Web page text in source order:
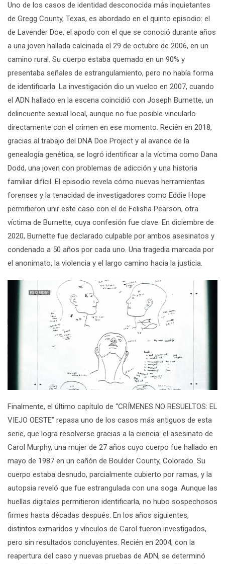
Uno de los casos de identidad desconocida más inquietantes
de Gregg County, Texas, es abordado en el quinto episodio: el
de Lavender Doe, el apodo con el que se conoció durante años
a una joven hallada calcinada el 29 de octubre de 2006, en un
camino rural. Su cuerpo estaba quemado en un 90% y
presentaba señales de estrangulamiento, pero no había forma
de identificarla. La investigación dio un vuelco en 2007, cuando
el ADN hallado en la escena coincidió con Joseph Burnette, un
delincuente sexual local, aunque no fue posible vincularlo
directamente con el crimen en ese momento. Recién en 2018,
gracias al trabajo del DNA Doe Project y al avance de la
genealogía genética, se logró identificar a la víctima como Dana
Dodd, una joven con problemas de adicción y una historia
familiar difícil. El episodio revela cómo nuevas herramientas
forenses y la tenacidad de investigadores como Eddie Hope
permitieron unir este caso con el de Felisha Pearson, otra
víctima de Burnette, cuya confesión fue clave. En diciembre de
2020, Burnette fue declarado culpable por ambos asesinatos y
condenado a 50 años por cada uno. Una tragedia marcada por
el anonimato, la violencia y el largo camino hacia la justicia.
Finalmente, el último capítulo de “CRÍMENES NO RESUELTOS: EL
VIEJO OESTE” repasa uno de los casos más antiguos de esta
serie, que logra resolverse gracias a la ciencia: el asesinato de
Carol Murphy, una mujer de 27 años cuyo cuerpo fue hallado en
mayo de 1987 en un cañón de Boulder County, Colorado. Su
cuerpo estaba desnudo, parcialmente cubierto por ramas, y la
autopsia reveló que fue estrangulada con una soga Aunque las
huellas digitales permitieron identificarla, no hubo sospechosos
firmes hasta décadas después. En los años siguientes,
distintos exmaridos y vínculos de Carol fueron investigados,
pero sin resultados concluyentes. Recién en 2004, con la
reapertura del caso y nuevas pruebas de ADN, se determinó